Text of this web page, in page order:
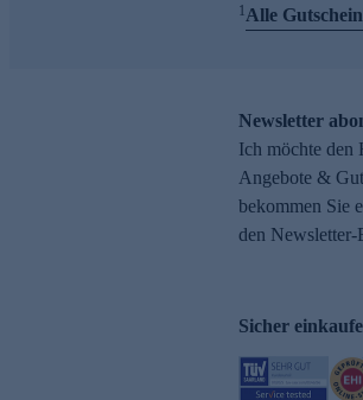
1Alle
Newsletter
Ich möchte den
Angebote &
bekommen Sie
den
Sicher